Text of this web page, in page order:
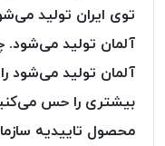
دوک
های
متراژ
پایین
امگا
OMEGA
توی ایران تولید
آلمان تولید می‌شود.
آلمان تولید می‌شود
بیشتری را حس
محصول تاییدیه